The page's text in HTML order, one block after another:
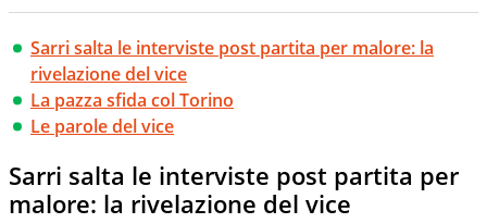
Sarri salta le interviste post partita per malore: la
rivelazione del vice
La pazza sfida col Torino
Le parole del vice
Sarri salta le interviste post partita per
malore: la rivelazione del vice